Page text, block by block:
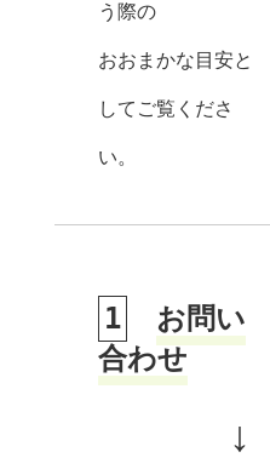
う際の
おおまかな目安と
してご覧くださ
い。
1
お問い
合わせ
↓